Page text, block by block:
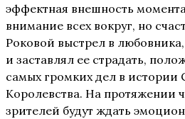
эффектная внешность
внимание всех вокруг, но
Роковой выстрел в
и заставлял ее страдать,
самых громких дел в истории
Королевства. На протяжении
зрителей будут ждать